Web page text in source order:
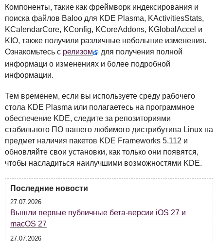
Компоненты, такие как фреймворк индексирования и
поиска файлов Baloo для KDE Plasma, KActivitiesStats,
KCalendarCore, KConfig, KCoreAddons, KGlobalAccel и
KIO, также получили различные небольшие изменения.
Ознакомьтесь с релизом
для получения полной
информаци о изменениях и более подробной
информации.
Тем временем, если вы используете среду рабочего
стола KDE Plasma или полагаетесь на программное
обеспечение KDE, следите за репозиториями
стабильного ПО вашего любимого дистрибутива Linux на
предмет наличия пакетов KDE Frameworks 5.112 и
обновляйте свои установки, как только они появятся,
чтобы насладиться наилучшими возможностями KDE.
Последние новости
27.07.2026
Вышли первые публичные бета-версии iOS 27 и
macOS 27
27.07.2026